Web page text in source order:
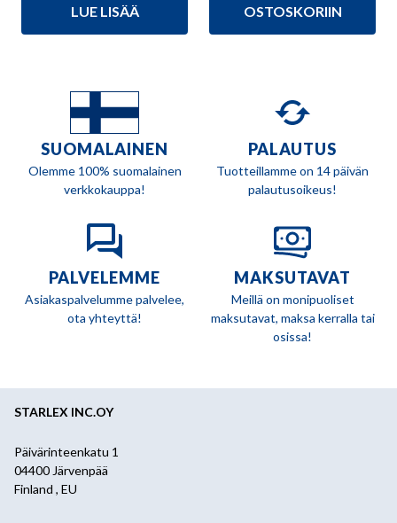
169,00 €.
139,90 €.
LUE LISÄÄ
995,00 €.
759,90 €.
OSTOSKORIIN
SUOMALAINEN
Olemme 100% suomalainen
verkkokauppa!
PALAUTUS
Tuotteillamme on 14 päivän
palautusoikeus!
PALVELEMME
Asiakaspalvelumme palvelee,
ota yhteyttä!
MAKSUTAVAT
Meillä on monipuoliset
maksutavat, maksa kerralla tai
osissa!
STARLEX INC.OY
Päivärinteenkatu 1
04400 Järvenpää
Finland , EU